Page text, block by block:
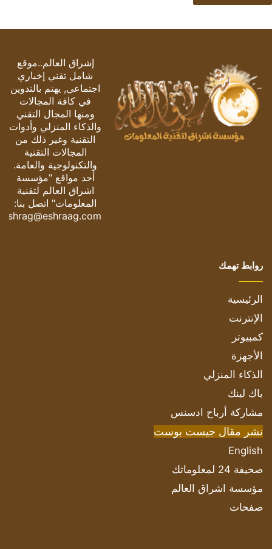
إشراق العالم..موقع
شامل تقني إخباري
اجتماعي, يهتم بالتدوين
في كافة المجالات
ومنها المجال التقني
والذكاء المنزلي وأدوات
التقنية وغير ذلك من
المجالات التقنية
والتكنولوجية والعامة.
أحد مواقع "مؤسسة
اشراق العالم لتقنية
المعلومات" اتصل بنا:
eshrag@eshraag.com
روابط تهمك
الرئيسية
الإنترنت
كمبيوتر
الأجهزة
الذكاء المنزلي
باك لينك
مشاركة أرباح ادسنس
نشر مقال جيست بوست
English
صحيفة 24 لمعلوماتك
مؤسسة اشراق العالم
صفحات